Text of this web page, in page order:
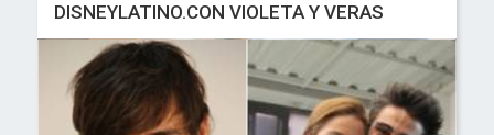
DISNEYLATINO.CON VIOLETA Y VERAS